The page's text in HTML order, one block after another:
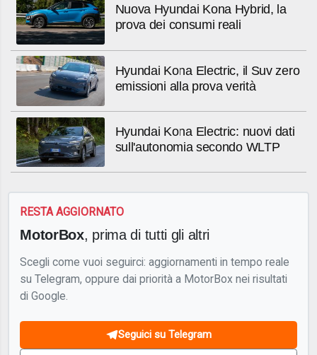
Nuova Hyundai Kona Hybrid, la
prova dei consumi reali
Hyundai Kona Electric, il Suv zero
emissioni alla prova verità
Hyundai Kona Electric: nuovi dati
sull'autonomia secondo WLTP
RESTA AGGIORNATO
MotorBox, prima di tutti gli altri
Scegli come vuoi seguirci: aggiornamenti in tempo reale
su Telegram, oppure dai priorità a MotorBox nei risultati
di Google.
Seguici su Telegram